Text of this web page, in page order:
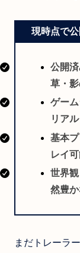
現時点で
公開
草・影
ゲー
リア
基本
レイ
世界
然豊
まだトレーラ